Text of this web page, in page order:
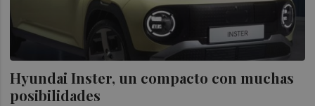
Hyundai Inster, un compacto con muchas
posibilidades